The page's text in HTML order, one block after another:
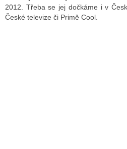
2012. Třeba se jej dočkáme i v
České televize či Primě Cool.